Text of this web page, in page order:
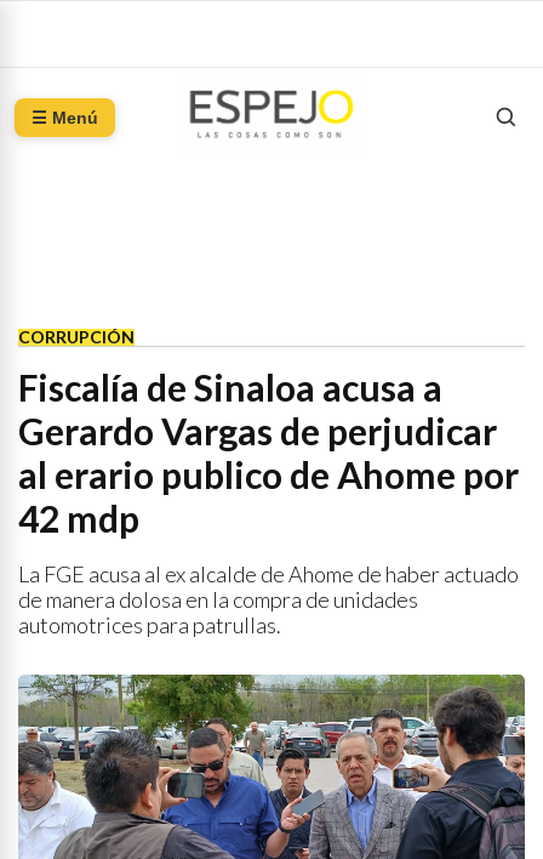
☰ Menú
CORRUPCIÓN
Fiscalía de Sinaloa acusa a
Gerardo Vargas de perjudicar
al erario publico de Ahome por
42 mdp
La FGE acusa al ex alcalde de Ahome de haber actuado
de manera dolosa en la compra de unidades
automotrices para patrullas.